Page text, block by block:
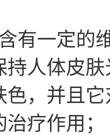
有一定的
持人体皮
色，并且
疗作用；